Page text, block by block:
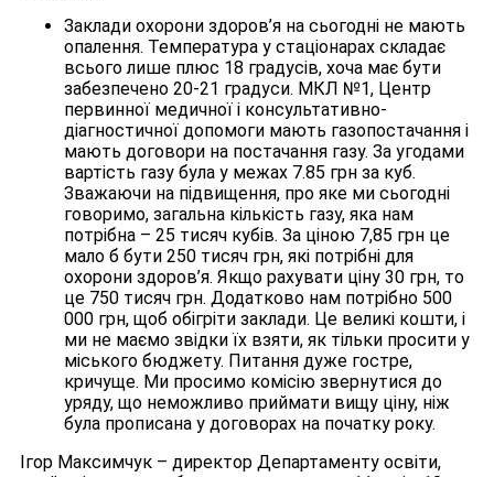
Заклади охорони здоров’я на сьогодні не мають
опалення. Температура у стаціонарах складає
всього лише плюс 18 градусів, хоча має бути
забезпечено 20-21 градуси. МКЛ №1, Центр
первинної медичної і консультативно-
діагностичної допомоги мають газопостачання і
мають договори на постачання газу. За угодами
вартість газу була у межах 7.85 грн за куб.
Зважаючи на підвищення, про яке ми сьогодні
говоримо, загальна кількість газу, яка нам
потрібна – 25 тисяч кубів. За ціною 7,85 грн це
мало б бути 250 тисяч грн, які потрібні для
охорони здоров’я. Якщо рахувати ціну 30 грн, то
це 750 тисяч грн. Додатково нам потрібно 500
000 грн, щоб обігріти заклади. Це великі кошти, і
ми не маємо звідки їх взяти, як тільки просити у
міського бюджету. Питання дуже гостре,
кричуще. Ми просимо комісію звернутися до
уряду, що неможливо приймати вищу ціну, ніж
була прописана у договорах на початку року.
Ігор Максимчук – директор Департаменту освіти,